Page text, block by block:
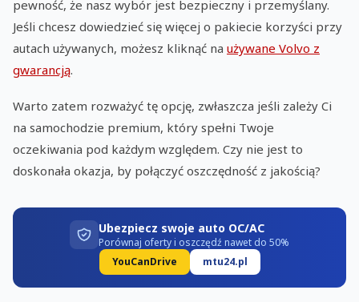
pewność, że nasz wybór jest bezpieczny i przemyślany.
Jeśli chcesz dowiedzieć się więcej o pakiecie korzyści przy
autach używanych, możesz kliknąć na używane Volvo z
gwarancją.
Warto zatem rozważyć tę opcję, zwłaszcza jeśli zależy Ci
na samochodzie premium, który spełni Twoje
oczekiwania pod każdym względem. Czy nie jest to
doskonała okazja, by połączyć oszczędność z jakością?
Ubezpiecz swoje auto OC/AC
Porównaj oferty i oszczędź nawet do 50%
YouCanDrive
mtu24.pl